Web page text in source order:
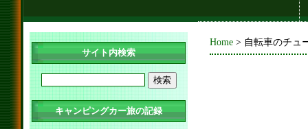
Home > 自転車のチュ
サイト内検索
キャンピングカー旅の記録